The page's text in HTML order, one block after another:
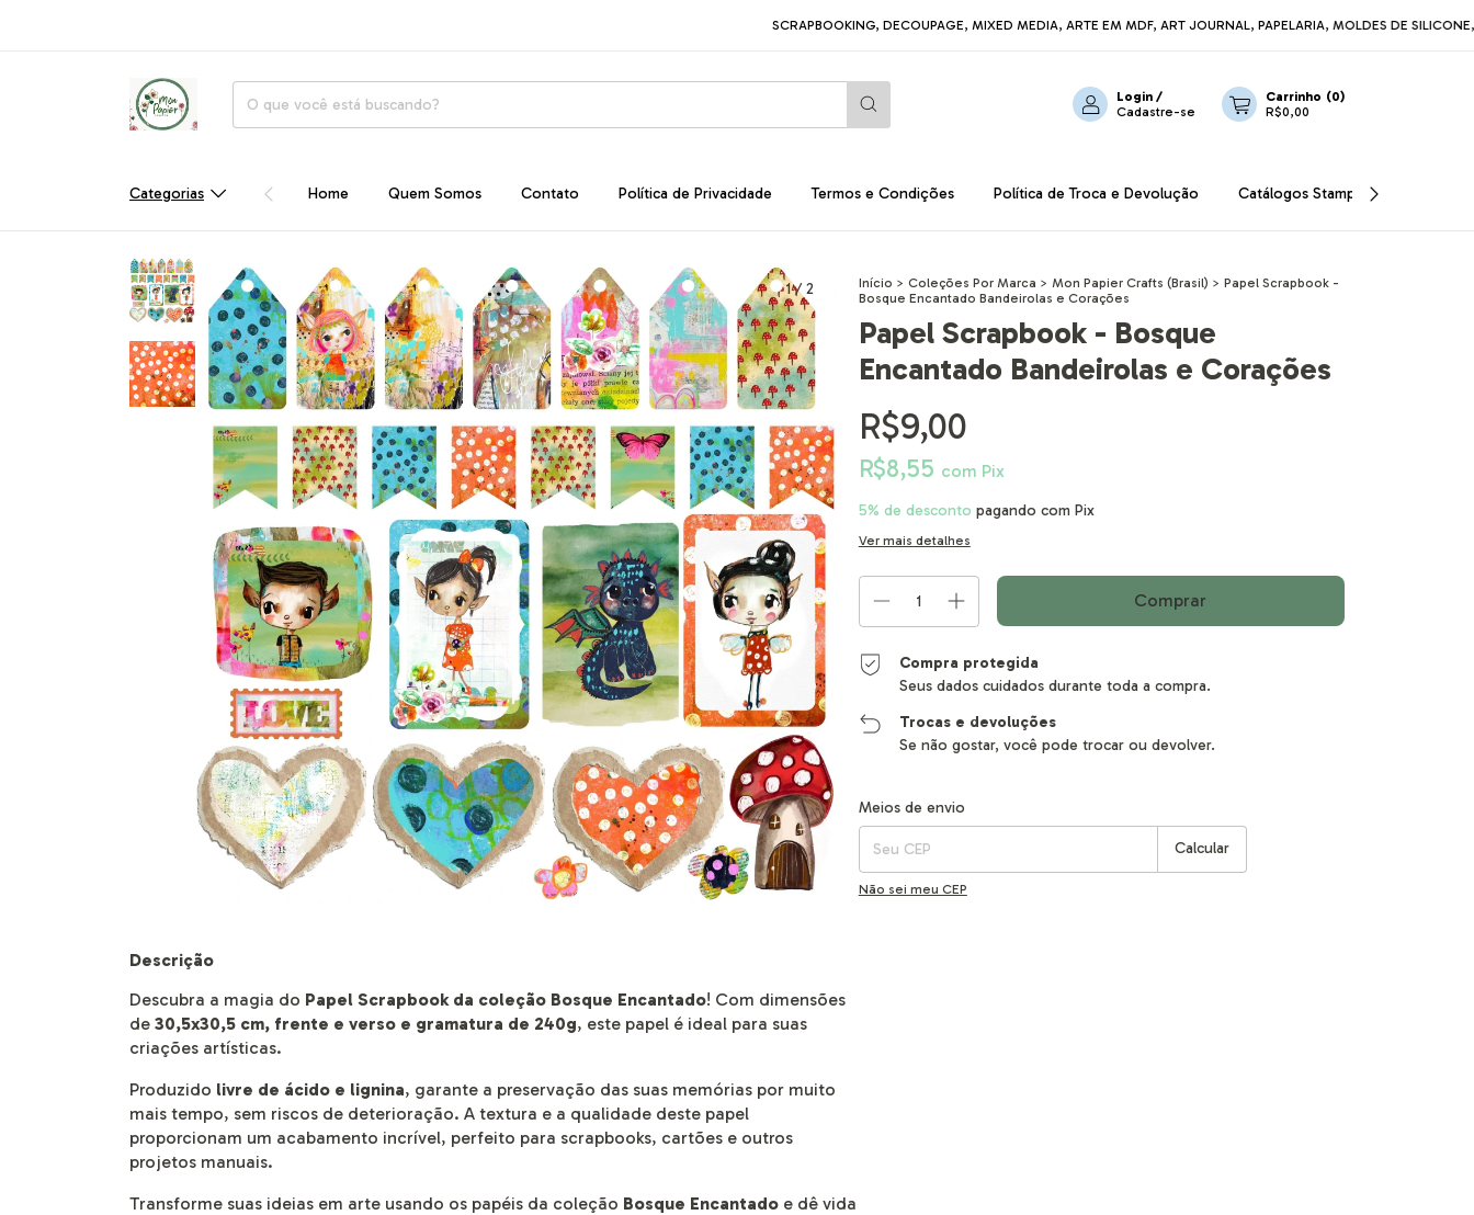
SCRAPBOOKING, DECOUPAGE, MIXED MEDIA, ARTE EM MDF, ART JOURNAL, PAPELARIA, MOLDES DE SILICONE, LINHA
Login /
Cadastre-se
Carrinho (0)
R$0,00
Categorias Home Quem Somos Contato Política de Privacidade Termos e Condições Política de Troca e Devolução Catálogos Stamperia
1/2 Início > Coleções Por Marca > Mon Papier Crafts (Brasil) > Papel Scrapbook -
Bosque Encantado Bandeirolas e Corações
Papel Scrapbook - Bosque
Encantado Bandeirolas e Corações
R$9,00
R$8,55 com Pix
5% de desconto pagando com Pix
Ver mais detalhes
Compra protegida
Seus dados cuidados durante toda a compra.
Trocas e devoluções
Se não gostar, você pode trocar ou devolver.
Entregas para o CEP:
Meios de envio
Calcular
Não sei meu CEP
Descrição
Descubra a magia do Papel Scrapbook da coleção Bosque Encantado! Com dimensões
de 30,5x30,5 cm, frente e verso e gramatura de 240g, este papel é ideal para suas
criações artísticas.
Produzido livre de ácido e lignina, garante a preservação das suas memórias por muito
mais tempo, sem riscos de deterioração. A textura e a qualidade deste papel
proporcionam um acabamento incrível, perfeito para scrapbooks, cartões e outros
projetos manuais.
Transforme suas ideias em arte usando os papéis da coleção Bosque Encantado e dê vida